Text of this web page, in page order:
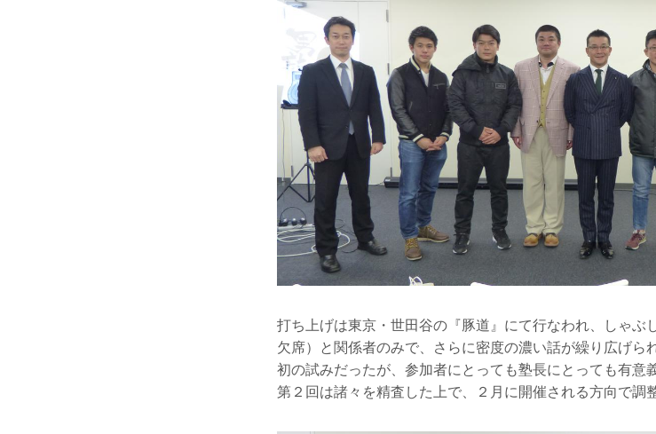
打ち上げは東京・世田谷の『豚道』にて行なわれ、しゃぶ
欠席）と関係者のみで、さらに密度の濃い話が繰り広げら
初の試みだったが、参加者にとっても塾長にとっても有意
第２回は諸々を精査した上で、２月に開催される方向で調